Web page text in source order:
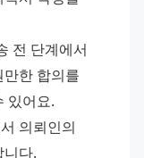
전 단계에서
한 합의를
있어요.
의뢰인의
다.